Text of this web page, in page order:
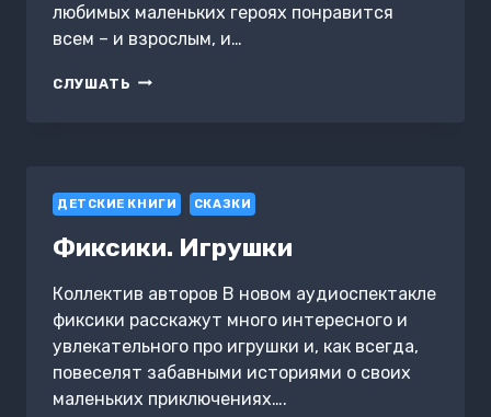
любимых маленьких героях понравится
всем – и взрослым, и…
СЛУШАТЬ МАЛЫШАРИКИ.
ДЕТСКИЕ КНИГИ СКАЗКИ
Фиксики. Игрушки
Коллектив авторов В новом аудиоспектакле
фиксики расскажут много интересного и
увлекательного про игрушки и, как всегда,
повеселят забавными историями о своих
маленьких приключениях….